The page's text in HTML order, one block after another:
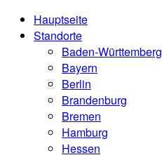
Hauptseite
Standorte
Baden-Württemberg
Bayern
Berlin
Brandenburg
Bremen
Hamburg
Hessen